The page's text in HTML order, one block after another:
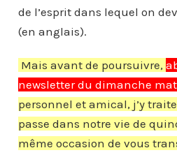
de l’esprit dans lequel on
(en anglais).
Mais avant de poursuivre,
newsletter du dimanche
personnel et amical, j’y
passe dans notre vie de
même occasion de vous